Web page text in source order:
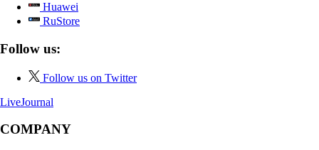
Huawei
RuStore
Follow us:
Follow us on Twitter
LiveJournal
COMPANY